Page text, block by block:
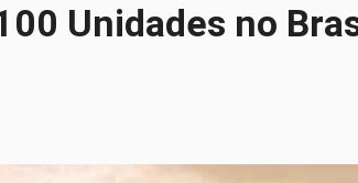
Unidades no